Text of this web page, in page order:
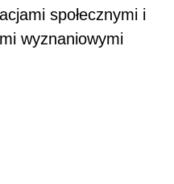
społecznymi i
wyznaniowymi